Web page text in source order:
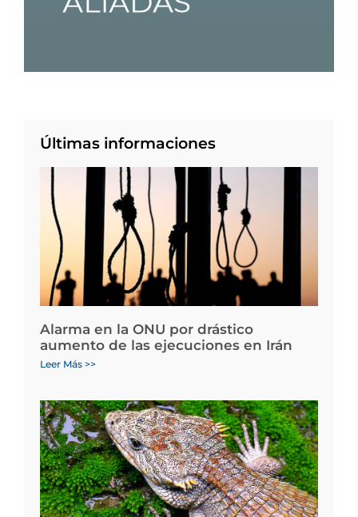
Últimas informaciones
Alarma en la ONU por drástico
aumento de las ejecuciones en Irán
Leer Más >>